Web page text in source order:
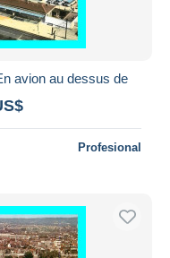
avion au dessus de
Profesional